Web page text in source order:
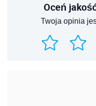
Oceń
Twoja opinia